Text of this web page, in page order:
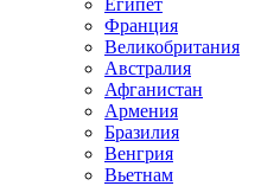
Египет
Франция
Великобритания
Австралия
Афганистан
Армения
Бразилия
Венгрия
Вьетнам